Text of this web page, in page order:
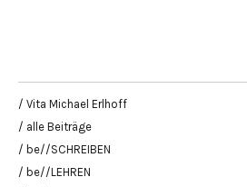
/ Vita Michael Erlhoff
/ alle Beiträge
/ be//SCHREIBEN
/ be//LEHREN